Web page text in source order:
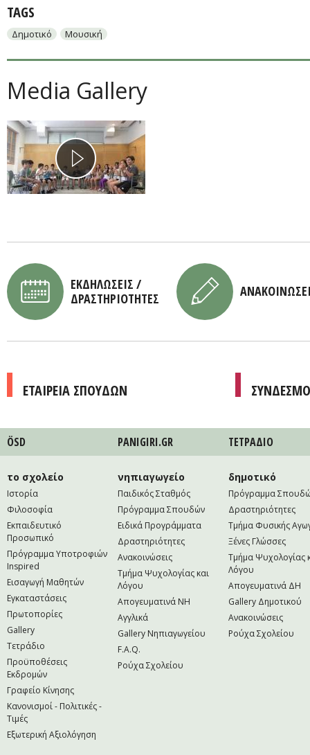
TAGS
Δημοτικό Μουσική
Media Gallery
ΕΚΔΗΛΩΣΕΙΣ /
ΔΡΑΣΤΗΡΙΟΤΗΤΕΣ
ΕΤΑΙΡΕΙΑ ΣΠΟΥΔΩΝ
ÖSD PANIGIRI.GR ΤΕΤΡAΔΙΟ
το σχολείο
Ιστορία
Φιλοσοφία
Εκπαιδευτικό
Προσωπικό
Πρόγραμμα Υποτροφιών
Inspired
Εισαγωγή Μαθητών
Εγκαταστάσεις
Πρωτοπορίες
Gallery
Τετράδιο
Προϋποθέσεις
Εκδρομών
Γραφείο Κίνησης
Κανονισμοί - Πολιτικές -
Τιμές
Εξωτερική Αξιολόγηση
νηπιαγωγείο
Παιδικός Σταθμός
Πρόγραμμα Σπουδών
Ειδικά Προγράμματα
Δραστηριότητες
Ανακοινώσεις
Τμήμα Ψυχολογίας και
Λόγου
Απογευματινά NH
Αγγλικά
Gallery Νηπιαγωγείου
F.A.Q.
Ρούχα Σχολείου
δημοτικό
Πρόγραμμα
Δραστηριότητες
Τμήμα Φυσικής
Ξένες Γλώσσες
Τμήμα Ψυχολογίας
Λόγου
Απογευματινά ΔΗ
Gallery Δημοτικού
Ανακοινώσεις
Ρούχα Σχολείου